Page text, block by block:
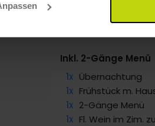
Inkl. 2-Gänge Menü
1x Übernachtung
1x Frühstück m.
1x 2-Gänge Menü
1x Fl. Wein im Zim.